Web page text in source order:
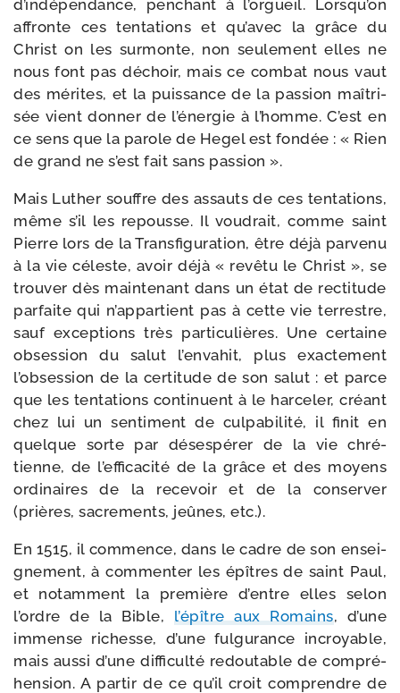
d’indépendance, pen­chant à l’orgueil. Lorsqu’on
affronte ces ten­ta­tions et qu’avec la grâce du
Christ on les sur­monte, non seule­ment elles ne
nous font pas déchoir, mais ce com­bat nous vaut
des mérites, et la puis­sance de la pas­sion maî­tri­
sée vient don­ner de l’énergie à l’homme. C’est en
ce sens que la parole de Hegel est fon­dée : « Rien
de grand ne s’est fait sans passion ».
Mais Luther souffre des assauts de ces ten­ta­tions,
même s’il les repousse. Il vou­drait, comme saint
Pierre lors de la Transfiguration, être déjà par­ve­nu
à la vie céleste, avoir déjà « revê­tu le Christ », se
trou­ver dès main­te­nant dans un état de rec­ti­tude
par­faite qui n’appartient pas à cette vie ter­restre,
sauf excep­tions très par­ti­cu­lières. Une cer­taine
obses­sion du salut l’envahit, plus exac­te­ment
l’obsession de la cer­ti­tude de son salut : et parce
que les ten­ta­tions conti­nuent à le har­ce­ler, créant
chez lui un sen­ti­ment de culpa­bi­li­té, il finit en
quelque sorte par déses­pé­rer de la vie chré­
tienne, de l’efficacité de la grâce et des moyens
ordi­naires de la rece­voir et de la conser­ver
(prières, sacre­ments, jeûnes, etc.).
En 1515, il com­mence, dans le cadre de son ensei­
gne­ment, à com­men­ter les épîtres de saint Paul,
et notam­ment la pre­mière d’entre elles selon
l’ordre de la Bible, l’épître aux Romains, d’une
immense richesse, d’une ful­gu­rance incroyable,
mais aus­si d’une dif­fi­cul­té redou­table de com­pré­
hen­sion. A par­tir de ce qu’il croit com­prendre de